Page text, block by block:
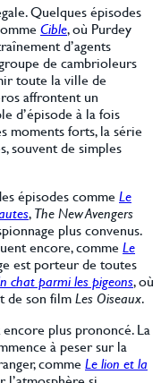
Quelques épisodes
Cible, où Purdey
d’agents
de cambrioleurs
toute la ville de
affrontent un
d’épisode à la fois
moments forts, la série
souvent de simples
épisodes comme Le
,The New Avengers
plus convenus.
encore, comme Le
est porteur de toutes
chat parmi les pigeons, où
de son filmLes Oiseaux.
plus prononcé. La
à peser sur la
comme Le lion et la